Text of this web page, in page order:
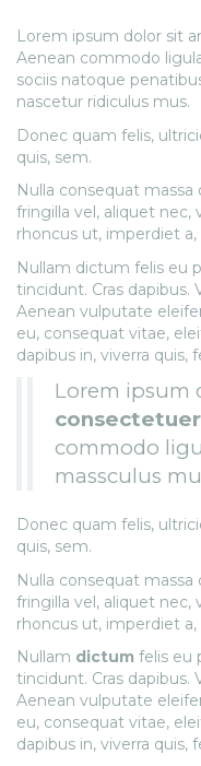
Lorem ipsum dolor sit
Aenean commodo
sociis natoque
nascetur ridiculus mus.
Donec quam felis,
quis, sem.
Nulla consequat
fringilla vel, aliquet
rhoncus ut, imperdiet
Nullam dictum felis eu
tincidunt. Cras
Aenean vulputate
eu, consequat vitae,
dapibus in, viverra quis,
Lorem ipsum
consectetuer
commodo
massculus
Donec quam felis,
quis, sem.
Nulla consequat
fringilla vel, aliquet
rhoncus ut, imperdiet
Nullam dictum felis eu
tincidunt. Cras
Aenean vulputate
eu, consequat vitae,
dapibus in, viverra quis,